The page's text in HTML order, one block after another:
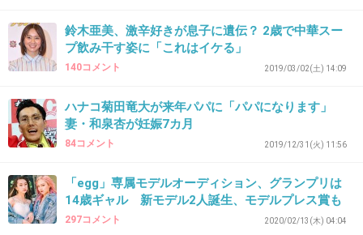
36. 匿名2020/02/11(火) 08:43:01
>>2
菅田くん？
+212
37. 匿名2020/02/11(火) 08:43:11
>>1
鈴木亜美、激辛好きが息子に遺伝？ 2歳で中華スー
プ飲み干す姿に「これはイケる」
140コメント 2019/03/02(土) 14:09
ハナコ菊田竜大が来年パパに「パパになります」
妻・和泉杏が妊娠7カ月
84コメント 2019/12/31(火) 11:56
「egg」専属モデルオーディション、グランプリは
14歳ギャル 新モデル2人誕生、モデルプレス賞も
297コメント 2020/02/13(木) 04:04